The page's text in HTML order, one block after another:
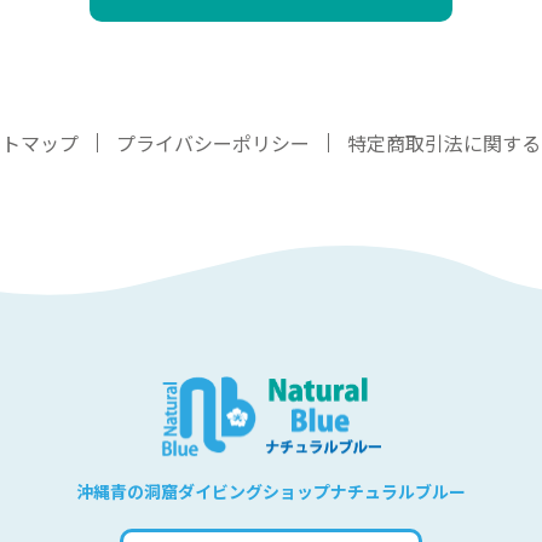
マップ プライバシーポリシー 特定商取引法に関す
沖縄青の洞窟ダイビングショップナチュラルブルー